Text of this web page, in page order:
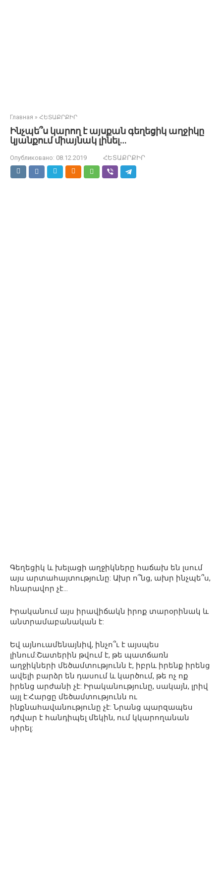
Главная » ՀԵՏԱՔՐՔԻՐ
Ինչպե՞ս կարող է այսքան գեղեցիկ աղջիկը
կյանքում միայնակ լինել…
Опубликовано: 08.12.2019 ՀԵՏԱՔՐՔԻՐ
Գեղեցիկ և խելացի աղջիկները հաճախ են լսում
այս արտահայտությունը: Ախր ո՞նց, ախր ինչպե՞ս,
հնարավոր չէ…
Իրականում այս իրավիճակն իրոք տարօրինակ և
անտրամաբանական է:
Եվ այնուամենայնիվ, ինչո՞ւ է այսպես
լինում:Շատերին թվում է, թե պատճառն
աղջիկների մեծամտությունն է, իբրև իրենք իրենց
ավելի բարձր են դասում և կարծում, թե ոչ ոք
իրենց արժանի չէ: Իրականությունը, սակայն, լրիվ
այլ է:Հարցը մեծամտությունն ու
ինքնահավանությունը չէ: Նրանց պարզապես
դժվար է հանդիպել մեկին, ում կկարողանան
սիրել: